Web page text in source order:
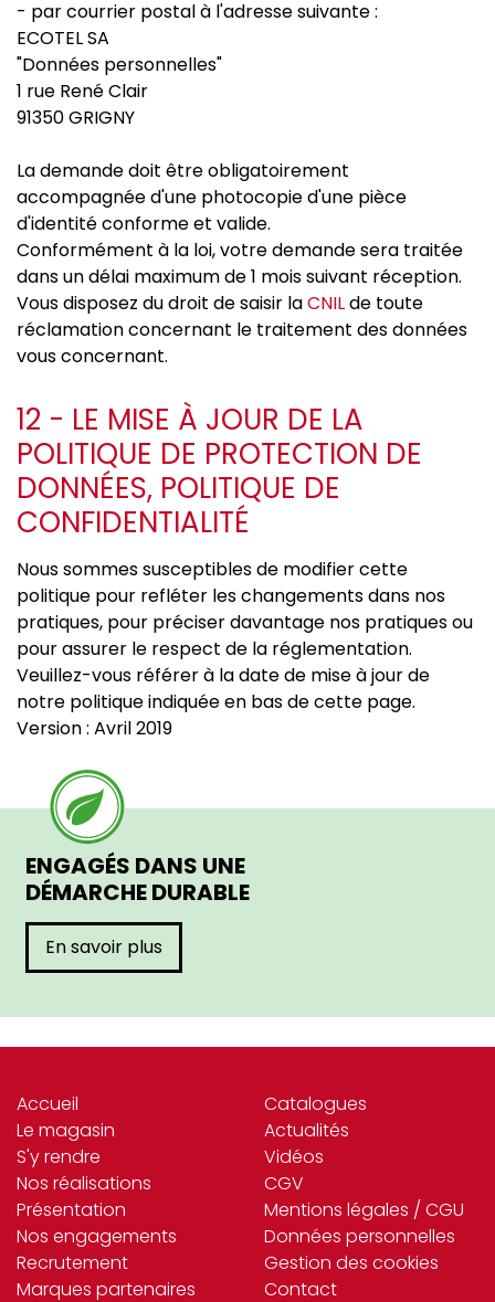
- par courrier postal à l'adresse suivante :
ECOTEL SA
"Données personnelles"
1 rue René Clair
91350 GRIGNY
La demande doit être obligatoirement
accompagnée d'une photocopie d'une pièce
d'identité conforme et valide.
Conformément à la loi, votre demande sera traitée
dans un délai maximum de 1 mois suivant réception.
Vous disposez du droit de saisir laCNILde toute
réclamation concernant le traitement des données
vous concernant.
12 - LE MISE À JOUR DE LA
POLITIQUE DE PROTECTION DE
DONNÉES, POLITIQUE DE
CONFIDENTIALITÉ
Nous sommes susceptibles de modifier cette
politique pour refléter les changements dans nos
pratiques, pour préciser davantage nos pratiques ou
pour assurer le respect de la réglementation.
Veuillez-vous référer à la date de mise à jour de
notre politique indiquée en bas de cette page.
Version : Avril 2019
ENGAGÉS DANS UNE
DÉMARCHE DURABLE
En savoir plus
Accueil
Le magasin
S'y rendre
Nos réalisations
Présentation
Nos engagements
Recrutement
Marques partenaires
Catalogues
Actualités
Vidéos
CGV
Mentions légales / CGU
Données personnelles
Gestion des cookies
Contact